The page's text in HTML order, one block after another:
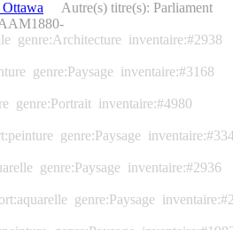
Autre(s) titre(s): Parliament
genre:Architecture inventaire:#2938
genre:Paysage inventaire:#3168
genre:Portrait inventaire:#4980
genre:Paysage
genre:Paysage inventaire:#2936
genre:Paysage